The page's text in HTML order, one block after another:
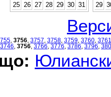
25
26 27 28 29 30 31
29
3756 3757 3758 3759 3760 3761
3746 3756 3766 3776 3786 3796